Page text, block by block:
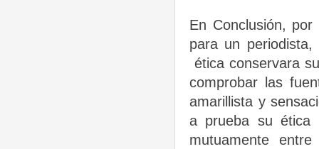
En Conclusión, por
para un
ética conservara
comprobar las
amarillista y
a prueba su ética
mutuamente